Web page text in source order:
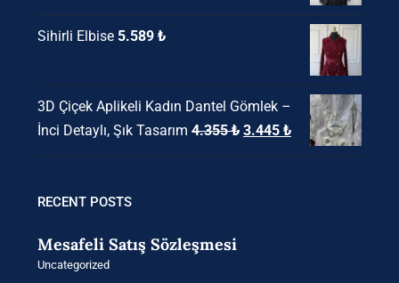
Sihirli Elbise 5.589 ₺
3D Çiçek Aplikeli Kadın Dantel Gömlek –
İnci Detaylı, Şık Tasarım 4.355₺ Orijinal
fiyat:
3.445 ₺Şu
andaki
RECENT POSTS
Mesafeli Satış Sözleşmesi
Uncategorized